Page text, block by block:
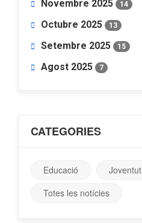
Novembre 2025 14
Octubre 2025 13
Setembre 2025 15
Agost 2025 7
CATEGORIES
Educació
Joventut
Totes les notícies